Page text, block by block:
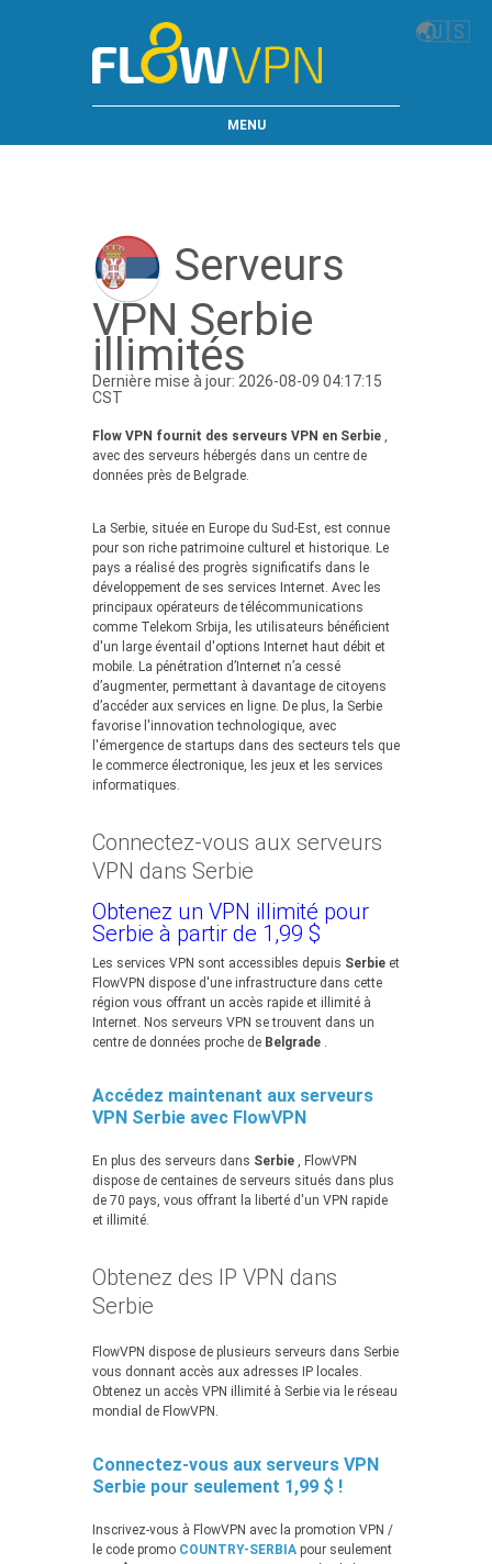
🌏🇺🇸
MENU
Serveurs
VPN Serbie
illimités
Dernière mise à jour: 2026-08-09 04:17:15
CST
Flow VPN fournit des serveurs VPN en Serbie ,
avec des serveurs hébergés dans un centre de
données près de Belgrade.
La Serbie, située en Europe du Sud-Est, est connue
pour son riche patrimoine culturel et historique. Le
pays a réalisé des progrès significatifs dans le
développement de ses services Internet. Avec les
principaux opérateurs de télécommunications
comme Telekom Srbija, les utilisateurs bénéficient
d'un large éventail d'options Internet haut débit et
mobile. La pénétration d’Internet n’a cessé
d’augmenter, permettant à davantage de citoyens
d’accéder aux services en ligne. De plus, la Serbie
favorise l'innovation technologique, avec
l'émergence de startups dans des secteurs tels que
le commerce électronique, les jeux et les services
informatiques.
Connectez-vous aux serveurs
VPN dans Serbie
Obtenez un VPN illimité pour
Serbie à partir de 1,99 $
Les services VPN sont accessibles depuis Serbie et
FlowVPN dispose d'une infrastructure dans cette
région vous offrant un accès rapide et illimité à
Internet. Nos serveurs VPN se trouvent dans un
centre de données proche de Belgrade .
Accédez maintenant aux serveurs
VPN Serbie avec FlowVPN
En plus des serveurs dans Serbie , FlowVPN
dispose de centaines de serveurs situés dans plus
de 70 pays, vous offrant la liberté d'un VPN rapide
et illimité.
Obtenez des IP VPN dans
Serbie
FlowVPN dispose de plusieurs serveurs dans Serbie
vous donnant accès aux adresses IP locales.
Obtenez un accès VPN illimité à Serbie via le réseau
mondial de FlowVPN.
Connectez-vous aux serveurs VPN
Serbie pour seulement 1,99 $ !
Inscrivez-vous à FlowVPN avec la promotion VPN /
le code promo COUNTRY-SERBIA pour seulement